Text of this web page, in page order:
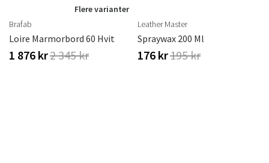
Flere varianter
Brafab
Loire Marmorbord 60 Hvit
1 876 kr2 345 kr
Leather Master
Spraywax 200 Ml
176 kr195 kr